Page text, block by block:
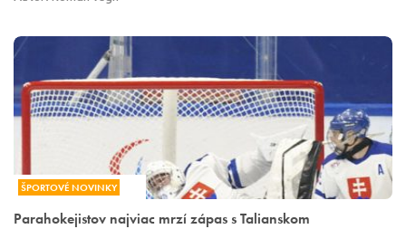
ŠPORTOVÉ NOVINKY
Parahokejistov najviac mrzí zápas s Talianskom